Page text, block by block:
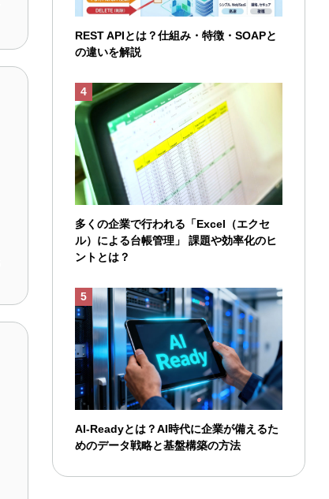
REST APIとは？仕組み・特徴・SOAPと
の違いを解説
多くの企業で行われる「Excel（エクセ
ル）による台帳管理」 課題や効率化のヒ
ントとは？
AI-Readyとは？AI時代に企業が備えるた
めのデータ戦略と基盤構築の方法